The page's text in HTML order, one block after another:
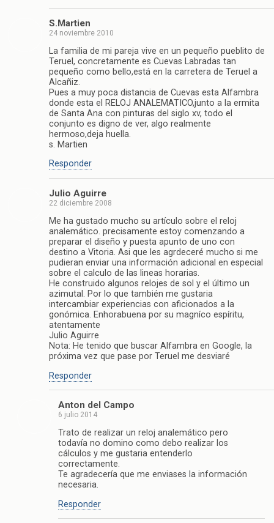
S.Martien
24 noviembre 2010
La familia de mi pareja vive en un pequeño pueblito de
Teruel, concretamente es Cuevas Labradas tan
pequeño como bello,está en la carretera de Teruel a
Alcañiz.
Pues a muy poca distancia de Cuevas esta Alfambra
donde esta el RELOJ ANALEMATICO,junto a la ermita
de Santa Ana con pinturas del siglo xv, todo el
conjunto es digno de ver, algo realmente
hermoso,deja huella.
s. Martien
Responder
Julio Aguirre
22 diciembre 2008
Me ha gustado mucho su artículo sobre el reloj
analemático. precisamente estoy comenzando a
preparar el diseño y puesta apunto de uno con
destino a Vitoria. Asi que les agrdeceré mucho si me
pudieran enviar una información adicional en especial
sobre el calculo de las lineas horarias.
He construido algunos relojes de sol y el último un
azimutal. Por lo que también me gustaria
intercambiar experiencias con aficionados a la
gonómica. Enhorabuena por su magníco espíritu,
atentamente
Julio Aguirre
Nota: He tenido que buscar Alfambra en Google, la
próxima vez que pase por Teruel me desviaré
Responder
Anton del Campo
6 julio 2014
Trato de realizar un reloj analemático pero
todavía no domino como debo realizar los
cálculos y me gustaria entenderlo
correctamente.
Te agradecería que me enviases la información
necesaria.
Responder